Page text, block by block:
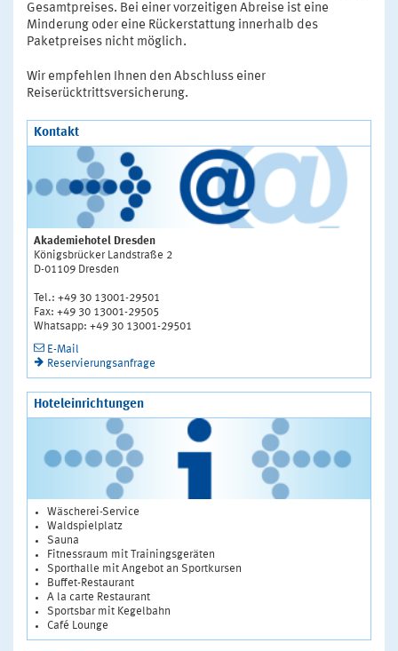
Gesamtpreises. Bei einer vorzeitigen Abreise ist eine
Minderung oder eine Rückerstattung innerhalb des
Paketpreises nicht möglich.
Wir empfehlen Ihnen den Abschluss einer
Reiserücktrittsversicherung.
Kontakt
Akademiehotel Dresden
Königsbrücker Landstraße 2
D-01109 Dresden
Tel.: +49 30 13001-29501
Fax: +49 30 13001-29505
Whatsapp: +49 30 13001-29501
E-Mail
Reservierungsanfrage
Hoteleinrichtungen
Wäscherei-Service
Waldspielplatz
Sauna
Fitnessraum mit Trainingsgeräten
Sporthalle mit Angebot an Sportkursen
Buffet-Restaurant
A la carte Restaurant
Sportsbar mit Kegelbahn
Café Lounge